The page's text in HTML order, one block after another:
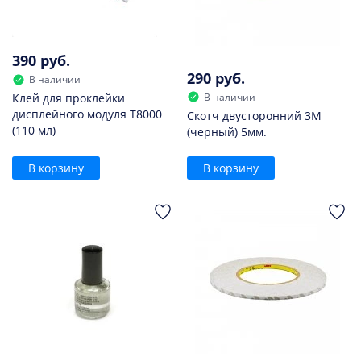
390 руб.
В наличии
Клей для проклейки
дисплейного модуля T8000
(110 мл)
В корзину
290 руб.
В наличии
Скотч двусторонний 3M
(черный) 5мм.
В корзину